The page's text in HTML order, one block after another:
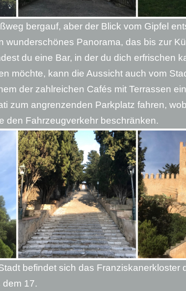
bergauf, aber der Blick vom Gipfel
wunderschönes Panorama, das bis zur
du eine Bar, in der du dich erfrischen
möchte, kann die Aussicht auch vom
der zahlreichen Cafés mit Terrassen
zum angrenzenden Parkplatz fahren,
den Fahrzeugverkehr beschränken.
befindet sich das Franziskanerkloster
17.